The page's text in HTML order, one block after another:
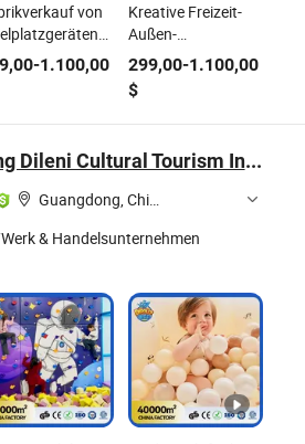
von
3D
&
-1.100,00
Kreative Freizeit-
Außen-
Spielplatzgeräte
mit parallelem
Seilnetz für
Kinderabenteuer
299,00-1.100,00
$
Guangdong Dileni Cultural Tourism Industry Development Co., Ltd.
Guangdong, China
& Handelsunternehmen